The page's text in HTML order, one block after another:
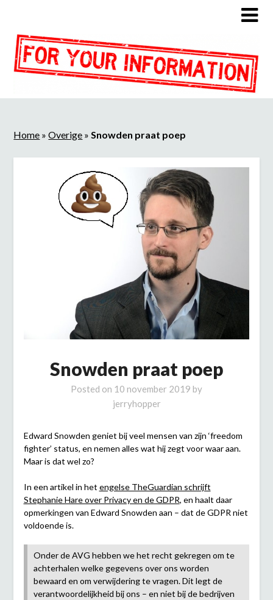
Home »Overige » Snowden praat poep
Snowden praat poep
Posted on 10 november 2019 by
jerryhopper
Edward Snowden geniet bij veel mensen van zijn ‘freedom
fighter’ status, en nemen alles wat hij zegt voor waar aan.
Maar is dat wel zo?
In een artikel in het engelse TheGuardian schrijft
Stephanie Hare over Privacy en de GDPR, en haalt daar
opmerkingen van Edward Snowden aan – dat de GDPR niet
voldoende is.
Onder de AVG hebben we het recht gekregen om te
achterhalen welke gegevens over ons worden
bewaard en om verwijdering te vragen. Dit legt de
verantwoordelijkheid bij ons – en niet bij de bedrijven